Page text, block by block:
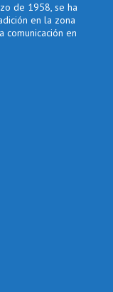
de 1958, se ha
en la zona
comunicación en